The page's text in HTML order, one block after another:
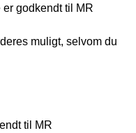
godkendt til MR
muligt, selvom du
til MR